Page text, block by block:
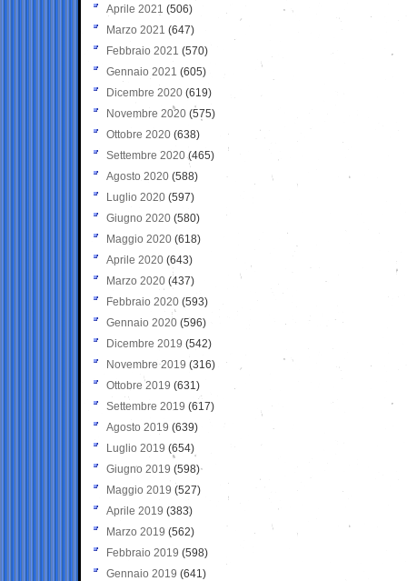
Aprile 2021 (506)
Marzo 2021 (647)
Febbraio 2021 (570)
Gennaio 2021 (605)
Dicembre 2020 (619)
Novembre 2020 (575)
Ottobre 2020 (638)
Settembre 2020(465)
Agosto 2020 (588)
Luglio 2020 (597)
Giugno 2020 (580)
Maggio 2020 (618)
Aprile 2020 (643)
Marzo 2020 (437)
Febbraio 2020 (593)
Gennaio 2020 (596)
Dicembre 2019 (542)
Novembre 2019 (316)
Ottobre 2019 (631)
Settembre 2019 (617)
Agosto 2019 (639)
Luglio 2019 (654)
Giugno 2019 (598)
Maggio 2019 (527)
Aprile 2019 (383)
Marzo 2019 (562)
Febbraio 2019 (598)
Gennaio 2019 (641)